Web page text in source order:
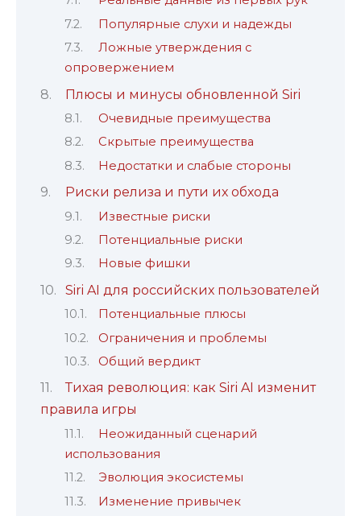
Популярные слухи и надежды
Ложные утверждения с
опровержением
Плюсы и минусы обновленной Siri
Очевидные преимущества
Скрытые преимущества
Недостатки и слабые стороны
Риски релиза и пути их обхода
Известные риски
Потенциальные риски
Новые фишки
Siri AI для российских пользователей
Потенциальные плюсы
Ограничения и проблемы
Общий вердикт
Тихая революция: как Siri AI изменит
правила игры
Неожиданный сценарий
использования
Эволюция экосистемы
Изменение привычек